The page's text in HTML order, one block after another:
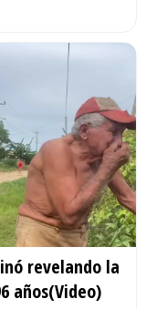
revelando la
años(Video)